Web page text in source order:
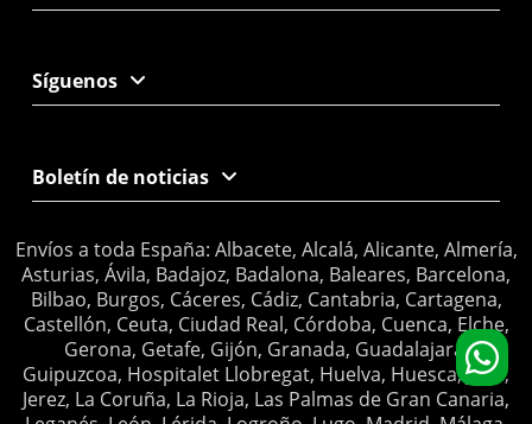
Síguenos
Boletín de noticias
Envíos a toda España: Albacete, Alcalá, Alicante, Almería,
Asturias, Ávila, Badajoz, Badalona, Baleares, Barcelona,
Bilbao, Burgos, Cáceres, Cádiz, Cantabria, Cartagena,
Castellón, Ceuta, Ciudad Real, Córdoba, Cuenca, Elche,
Gerona, Getafe, Gijón, Granada, Guadalajara,
Guipuzcoa, Hospitalet Llobregat, Huelva, Huesca, Jaén,
Jerez, La Coruña, La Rioja, Las Palmas de Gran Canaria,